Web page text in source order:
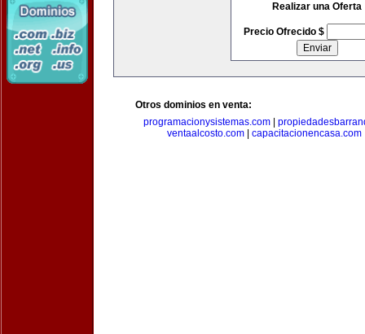
Realizar una Oferta
Precio Ofrecido $
Otros dominios en venta:
programacionysistemas.com|
ventaalcosto.com
capacitacionencasa.com